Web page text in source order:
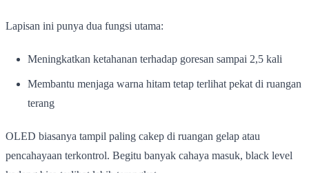
Lapisan ini punya dua fungsi utama:
Meningkatkan ketahanan terhadap goresan sampai 2,5 kali
Membantu menjaga warna hitam tetap terlihat pekat di ruangan
terang
OLED biasanya tampil paling cakep di ruangan gelap atau
pencahayaan terkontrol. Begitu banyak cahaya masuk, black level